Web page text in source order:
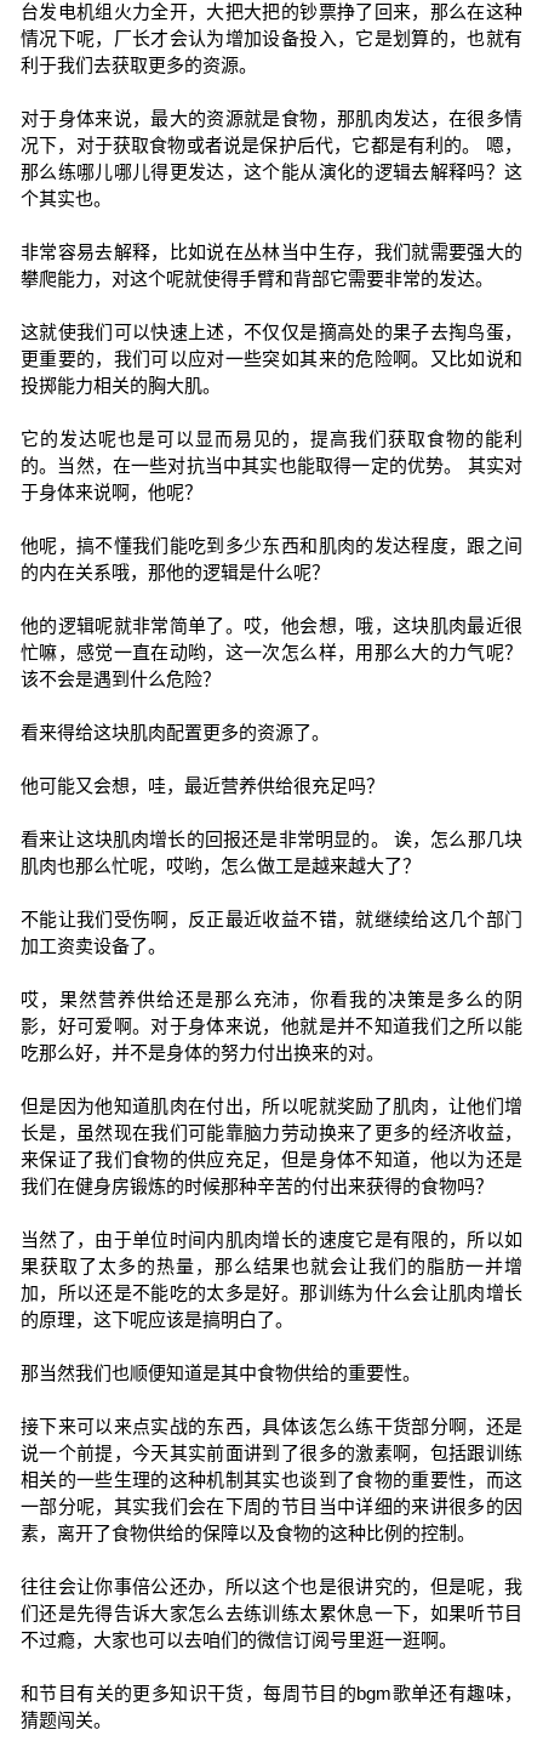
台发电机组火力全开，大把大把的钞票挣了回来，那么在这种
情况下呢，厂长才会认为增加设备投入，它是划算的，也就有
利于我们去获取更多的资源。
对于身体来说，最大的资源就是食物，那肌肉发达，在很多情
况下，对于获取食物或者说是保护后代，它都是有利的。 嗯，
那么练哪儿哪儿得更发达，这个能从演化的逻辑去解释吗？这
个其实也。
非常容易去解释，比如说在丛林当中生存，我们就需要强大的
攀爬能力，对这个呢就使得手臂和背部它需要非常的发达。
这就使我们可以快速上述，不仅仅是摘高处的果子去掏鸟蛋，
更重要的，我们可以应对一些突如其来的危险啊。又比如说和
投掷能力相关的胸大肌。
它的发达呢也是可以显而易见的，提高我们获取食物的能利
的。当然，在一些对抗当中其实也能取得一定的优势。 其实对
于身体来说啊，他呢？
他呢，搞不懂我们能吃到多少东西和肌肉的发达程度，跟之间
的内在关系哦，那他的逻辑是什么呢？
他的逻辑呢就非常简单了。哎，他会想，哦，这块肌肉最近很
忙嘛，感觉一直在动哟，这一次怎么样，用那么大的力气呢？
该不会是遇到什么危险？
看来得给这块肌肉配置更多的资源了。
他可能又会想，哇，最近营养供给很充足吗？
看来让这块肌肉增长的回报还是非常明显的。 诶，怎么那几块
肌肉也那么忙呢，哎哟，怎么做工是越来越大了？
不能让我们受伤啊，反正最近收益不错，就继续给这几个部门
加工资卖设备了。
哎，果然营养供给还是那么充沛，你看我的决策是多么的阴
影，好可爱啊。对于身体来说，他就是并不知道我们之所以能
吃那么好，并不是身体的努力付出换来的对。
但是因为他知道肌肉在付出，所以呢就奖励了肌肉，让他们增
长是，虽然现在我们可能靠脑力劳动换来了更多的经济收益，
来保证了我们食物的供应充足，但是身体不知道，他以为还是
我们在健身房锻炼的时候那种辛苦的付出来获得的食物吗？
当然了，由于单位时间内肌肉增长的速度它是有限的，所以如
果获取了太多的热量，那么结果也就会让我们的脂肪一并增
加，所以还是不能吃的太多是好。那训练为什么会让肌肉增长
的原理，这下呢应该是搞明白了。
那当然我们也顺便知道是其中食物供给的重要性。
接下来可以来点实战的东西，具体该怎么练干货部分啊，还是
说一个前提，今天其实前面讲到了很多的激素啊，包括跟训练
相关的一些生理的这种机制其实也谈到了食物的重要性，而这
一部分呢，其实我们会在下周的节目当中详细的来讲很多的因
素，离开了食物供给的保障以及食物的这种比例的控制。
往往会让你事倍公还办，所以这个也是很讲究的，但是呢，我
们还是先得告诉大家怎么去练训练太累休息一下，如果听节目
不过瘾，大家也可以去咱们的微信订阅号里逛一逛啊。
和节目有关的更多知识干货，每周节目的bgm歌单还有趣味，
猜题闯关。